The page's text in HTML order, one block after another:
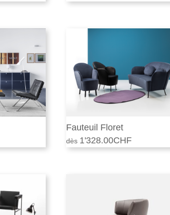
Fauteuil Floret
1'328.00CHF